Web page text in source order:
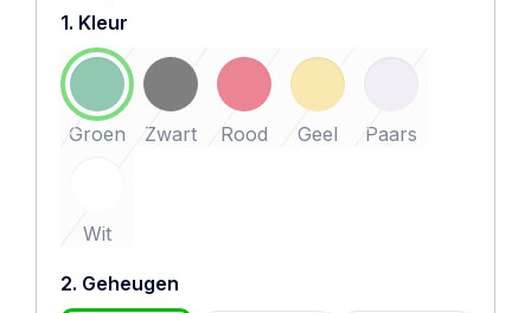
1. Kleur
Groen Zwart Rood Geel Paars
Wit
2. Geheugen